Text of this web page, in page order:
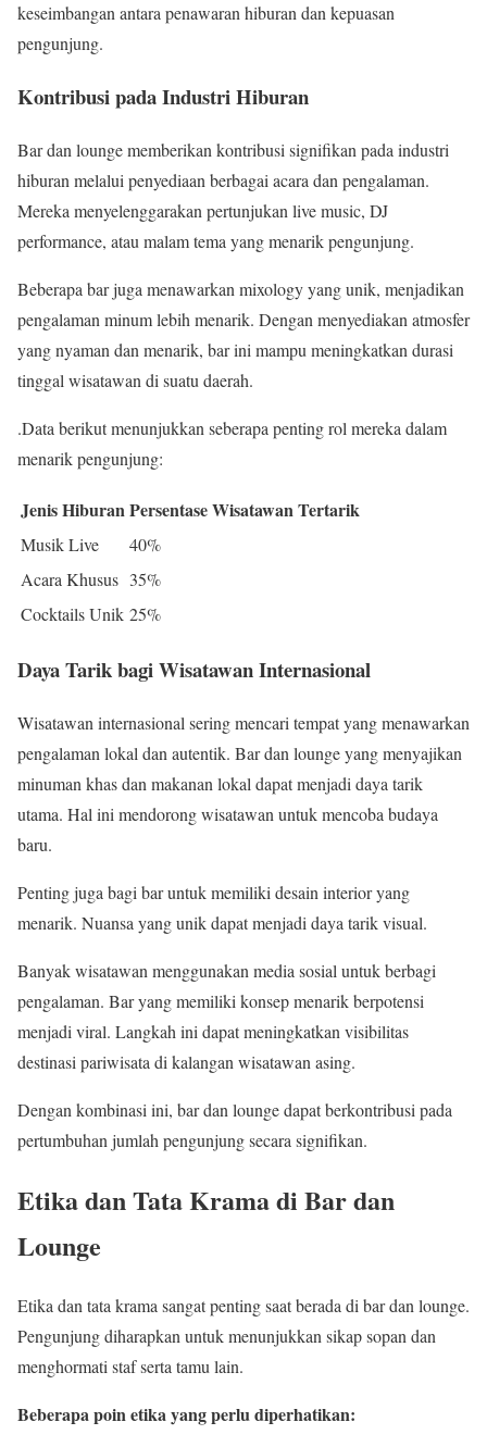
keseimbangan antara penawaran hiburan dan kepuasan
pengunjung.
Kontribusi pada Industri Hiburan
Bar dan lounge memberikan kontribusi signifikan pada industri
hiburan melalui penyediaan berbagai acara dan pengalaman.
Mereka menyelenggarakan pertunjukan live music, DJ
performance, atau malam tema yang menarik pengunjung.
Beberapa bar juga menawarkan mixology yang unik, menjadikan
pengalaman minum lebih menarik. Dengan menyediakan atmosfer
yang nyaman dan menarik, bar ini mampu meningkatkan durasi
tinggal wisatawan di suatu daerah.
.Data berikut menunjukkan seberapa penting rol mereka dalam
menarik pengunjung:
Jenis HiburanPersentase Wisatawan Tertarik
Musik Live
40%
Acara Khusus 35%
Cocktails Unik 25%
Daya Tarik bagi Wisatawan Internasional
Wisatawan internasional sering mencari tempat yang menawarkan
pengalaman lokal dan autentik. Bar dan lounge yang menyajikan
minuman khas dan makanan lokal dapat menjadi daya tarik
utama. Hal ini mendorong wisatawan untuk mencoba budaya
baru.
Penting juga bagi bar untuk memiliki desain interior yang
menarik. Nuansa yang unik dapat menjadi daya tarik visual.
Banyak wisatawan menggunakan media sosial untuk berbagi
pengalaman. Bar yang memiliki konsep menarik berpotensi
menjadi viral. Langkah ini dapat meningkatkan visibilitas
destinasi pariwisata di kalangan wisatawan asing.
Dengan kombinasi ini, bar dan lounge dapat berkontribusi pada
pertumbuhan jumlah pengunjung secara signifikan.
Etika dan Tata Krama di Bar dan
Lounge
Etika dan tata krama sangat penting saat berada di bar dan lounge.
Pengunjung diharapkan untuk menunjukkan sikap sopan dan
menghormati staf serta tamu lain.
Beberapa poin etika yang perlu diperhatikan: